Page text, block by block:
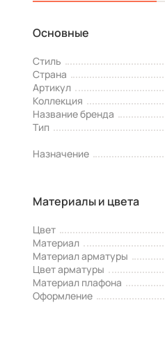
Основные
Стиль
Страна
Артикул
Коллекция
Название бренда
Тип
Назначение
Материалы и цвета
Цвет
Материал
Материал арматуры
Цвет арматуры
Материал плафона
Оформление